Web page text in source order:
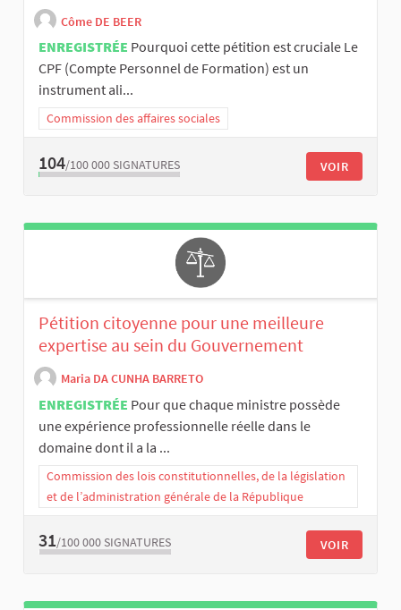
Côme DE BEER
ENREGISTRÉE Pourquoi cette pétition est cruciale Le
CPF (Compte Personnel de Formation) est un
instrument ali...
Commission des affaires sociales
104/100 000 SIGNATURES VOIR
Pétition citoyenne pour une meilleure
expertise au sein du Gouvernement
Maria DA CUNHA BARRETO
ENREGISTRÉE Pour que chaque ministre possède
une expérience professionnelle réelle dans le
domaine dont il a la ...
Commission des lois constitutionnelles, de la législation
et de l’administration générale de la République
31/100 000 SIGNATURES VOIR